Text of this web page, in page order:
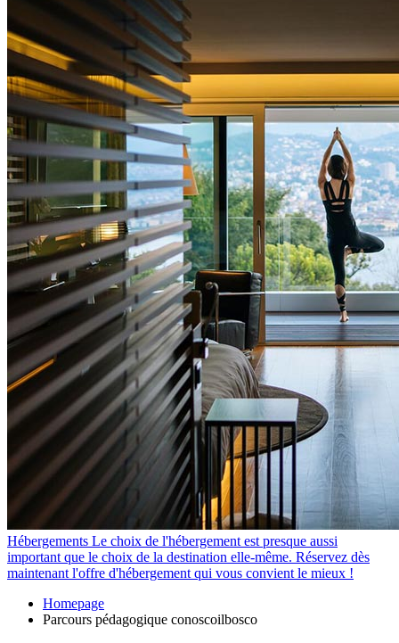
Hébergements Le choix de l'hébergement est presque aussi
important que le choix de la destination elle-même. Réservez dès
maintenant l'offre d'hébergement qui vous convient le mieux !
Homepage
Parcours pédagogique conoscoilbosco